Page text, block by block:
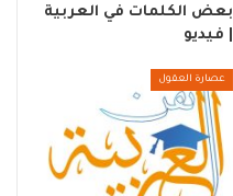
بعض الكلمات في العربية
| فيديو
عصارة العقول